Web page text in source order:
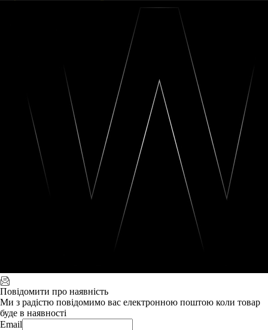
Повідомити про наявність
Ми з радістю повідомимо вас електронною поштою коли товар
буде в наявності
Email